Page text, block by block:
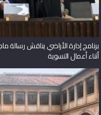
برنامج إدارة الأراضي يناقش رسالة
أثناء أعمال التسوية